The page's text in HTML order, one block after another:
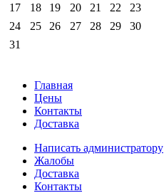
17
18 19 20 21 22
23
24
25 26 27 28 29
30
31
Главная
Цены
Контакты
Доставка
Написать администратору
Жалобы
Доставка
Контакты